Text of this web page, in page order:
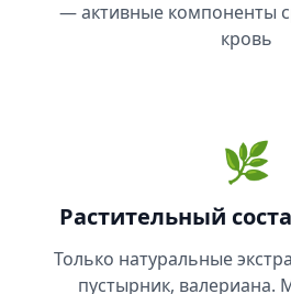
— активные компоненты
кровь
🌿
Растительный
Только натуральные
пустырник, валериана.